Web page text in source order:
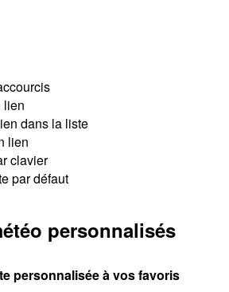
lien
dans la liste
lien
clavier
par défaut
personnalisés
personnalisée à vos favoris